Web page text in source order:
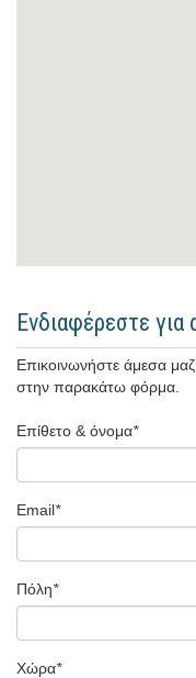
Ενδιαφέρεστε για
Επικοινωνήστε άμεσα
στην παρακάτω φόρμα.
Επίθετο & όνομα*
Email*
Πόλη*
Χώρα*